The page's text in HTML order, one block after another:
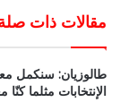
مقالات ذات
طالوزيان: سنكمل
الإنتخابات مثلما كنّا